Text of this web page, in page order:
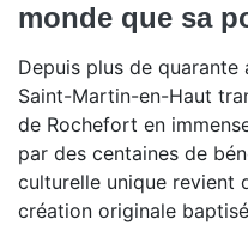
monde que sa
Depuis plus de quarante
Saint-Martin-en-Haut
de Rochefort en
par des centaines de
culturelle unique revient
création originale